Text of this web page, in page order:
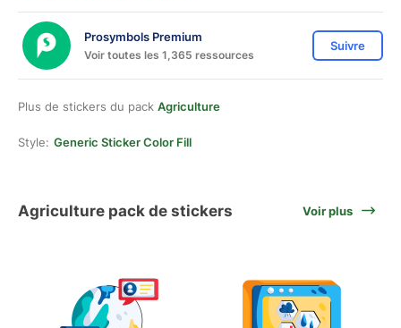
Prosymbols Premium
Voir toutes les 1,365 ressources
Suivre
Plus de stickers du pack Agriculture
Style: Generic Sticker Color Fill
Agriculture pack de stickers Voir plus